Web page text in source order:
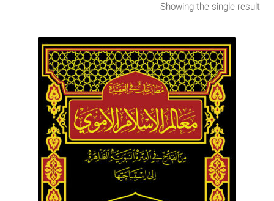
برگه نمونه
تماس با ما
ثبت شکایات
Showing the single result